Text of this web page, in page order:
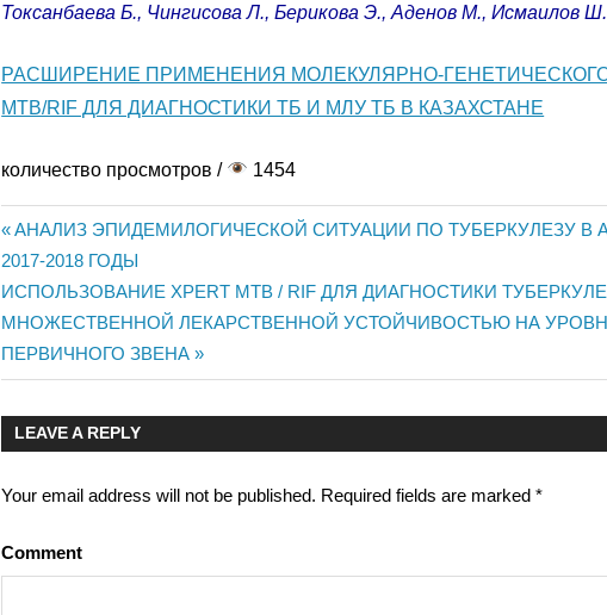
Токсанбаева Б., Чингисова Л., Берикова Э., Аденов М., Исмаилов Ш.
РАСШИРЕНИЕ ПРИМЕНЕНИЯ МОЛЕКУЛЯРНО-ГЕНЕТИЧЕСКОГО
MTB/RIF ДЛЯ ДИАГНОСТИКИ ТБ И МЛУ ТБ В КАЗАХСТАНЕ
количество просмотров / 1454
Post
navigation
Previous
Post:
АНАЛИЗ ЭПИДЕМИЛОГИЧЕСКОЙ СИТУАЦИИ ПО ТУБЕРКУЛЕЗУ В
2017-2018 ГОДЫ
Next
Post:
ИСПОЛЬЗОВАНИЕ XPERT MTB / RIF ДЛЯ ДИАГНОСТИКИ
МНОЖЕСТВЕННОЙ ЛЕКАРСТВЕННОЙ УСТОЙЧИВОСТЬЮ НА
ПЕРВИЧНОГО ЗВЕНА
LEAVE A REPLY
Your email address will not be published. Required fields are marked*
Comment